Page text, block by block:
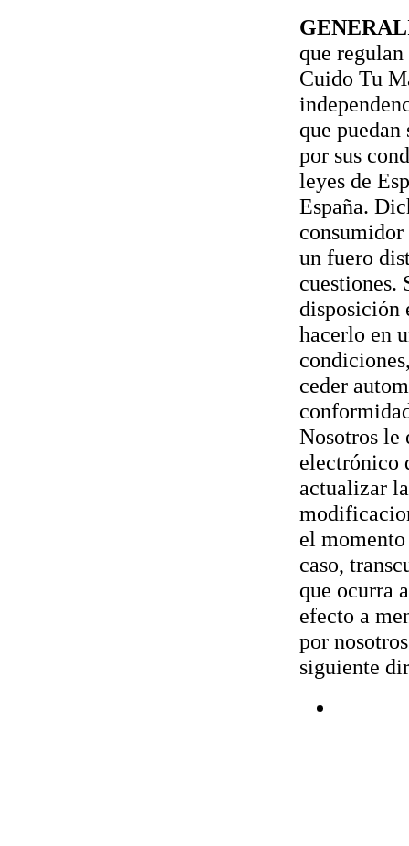
que
Cuido Tu
que
por sus
leyes de
España.
un fuero
cuestiones.
disposición
hacerlo en
ceder
Nosotros le
electrónico
actualizar
el
caso,
que ocurra
efecto a
por
siguiente